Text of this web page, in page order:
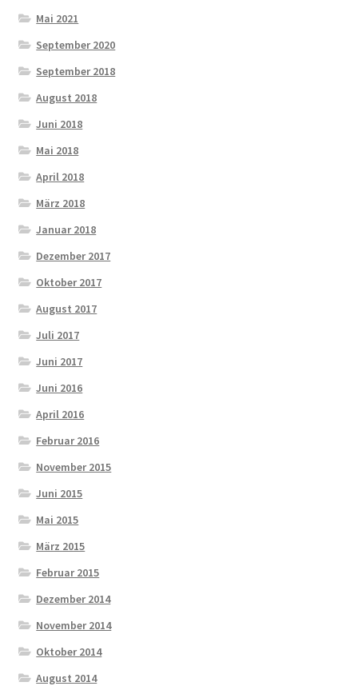
Mai 2021
September 2020
September 2018
August 2018
Juni 2018
Mai 2018
April 2018
März 2018
Januar 2018
Dezember 2017
Oktober 2017
August 2017
Juli 2017
Juni 2017
Juni 2016
April 2016
Februar 2016
November 2015
Juni 2015
Mai 2015
März 2015
Februar 2015
Dezember 2014
November 2014
Oktober 2014
August 2014